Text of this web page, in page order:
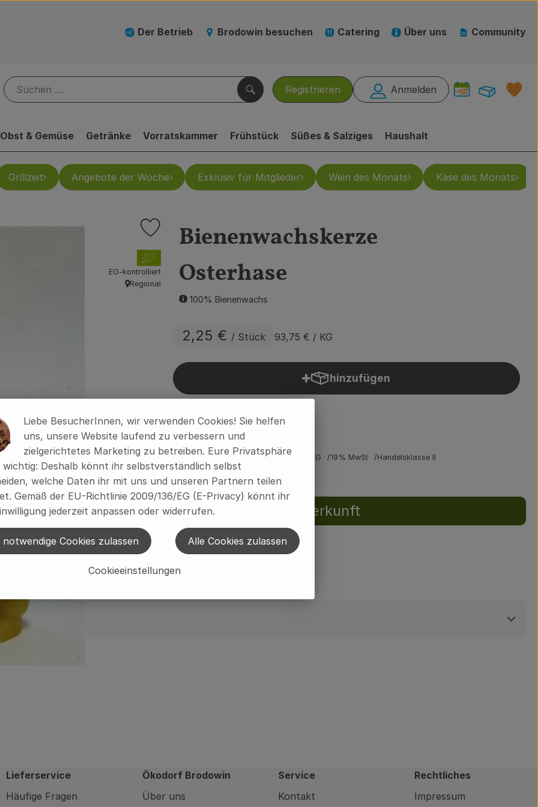
Der Betrieb Brodowin besuchen Catering Über uns Community
Registrieren Anmelden
Suchen
Obst & Gemüse Getränke Vorratskammer Frühstück Süßes & Salziges Haushalt
Grillzeit Angebote der Woche Exklusiv für Mitglieder Wein des Monats Käse des Monats
Bienenwachskerze
Osterhase
100% Bienenwachs
2,25 € / Stück 93,75 € / KG
Produkt zu Favouriten hinzufügen
, Verband:
EG-kontrolliert
, Herkunft:
Regional
hinzufügen
Produkt zum Warenkorb hinzufügen
Stück
#77504 2,25 € / Stück 93,75 € / KG 19% MwSt Handelsklasse II
Rezepte
Herkunft
passenden Rezepte gefunden.
Lieferservice
Häufige Fragen
Ökodorf Brodowin
Über uns
Service
Kontakt
Rechtliches
Impressum
Liebe BesucherInnen, wir verwenden Cookies! Sie helfen
uns, unsere Website laufend zu verbessern und
zielgerichtetes Marketing zu betreiben. Eure Privatsphäre
wichtig: Deshalb könnt ihr selbstverständlich selbst
welche Daten ihr mit uns und unseren Partnern teilen
Gemäß der EU-Richtlinie 2009/136/EG (E-Privacy) könnt ihr
jederzeit anpassen oder widerrufen.
Cookieeinstellungen
Cookies zulassen Alle Cookies zulassen